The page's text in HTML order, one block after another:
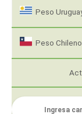
Peso
Peso Chileno